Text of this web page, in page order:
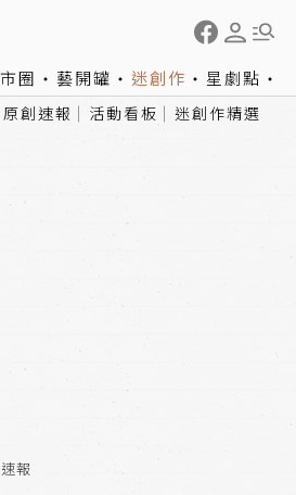
圈 藝開罐 迷創作 星劇點
原創速報 活動看板 迷創作精選
報